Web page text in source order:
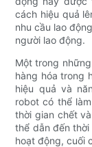
cách hiệu quả
nhu cầu lao
người lao động.
Một trong
hàng hóa trong
hiệu quả và
robot có thể
thời gian chết
thể dẫn đến
hoạt động, cuối